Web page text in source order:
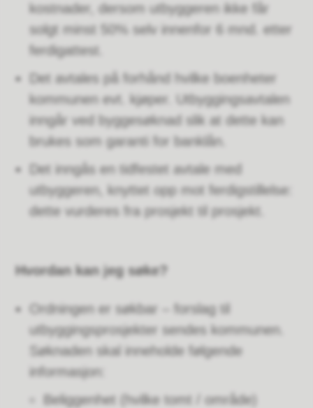
kostnader, dersom utbyggeren ikke får
solgt minst 50% selv innenfor 6 mnd. etter
ferdigattest.
Det avtales på forhånd hvilke boenheter
kommunen evt. kjøper. Utbyggingsavtalen
inngår ved byggesøknad slik at dette kan
brukes som garanti for banklån.
Det inngås en tidfestet avtale med
utbyggeren, knyttet opp mot ferdigstillelse:
dette vurderes fra prosjekt til prosjekt.
Hvordan kan jeg søke?
Ordningen er søkbar – forslag til
utbyggingsprosjekter sendes kommunen.
Søknaden skal inneholde følgende
informasjon:
Beliggenhet (hvilke tomt / område)